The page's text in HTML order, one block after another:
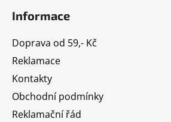
Informace
Doprava od 59,- Kč
Reklamace
Kontakty
Obchodní podmínky
Reklamační řád